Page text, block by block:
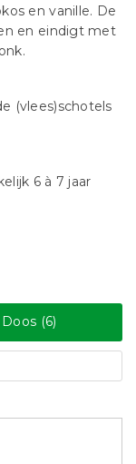
en vanille. De
en eindigt met
(vlees)schotels
6 à 7 jaar
Doos (6)